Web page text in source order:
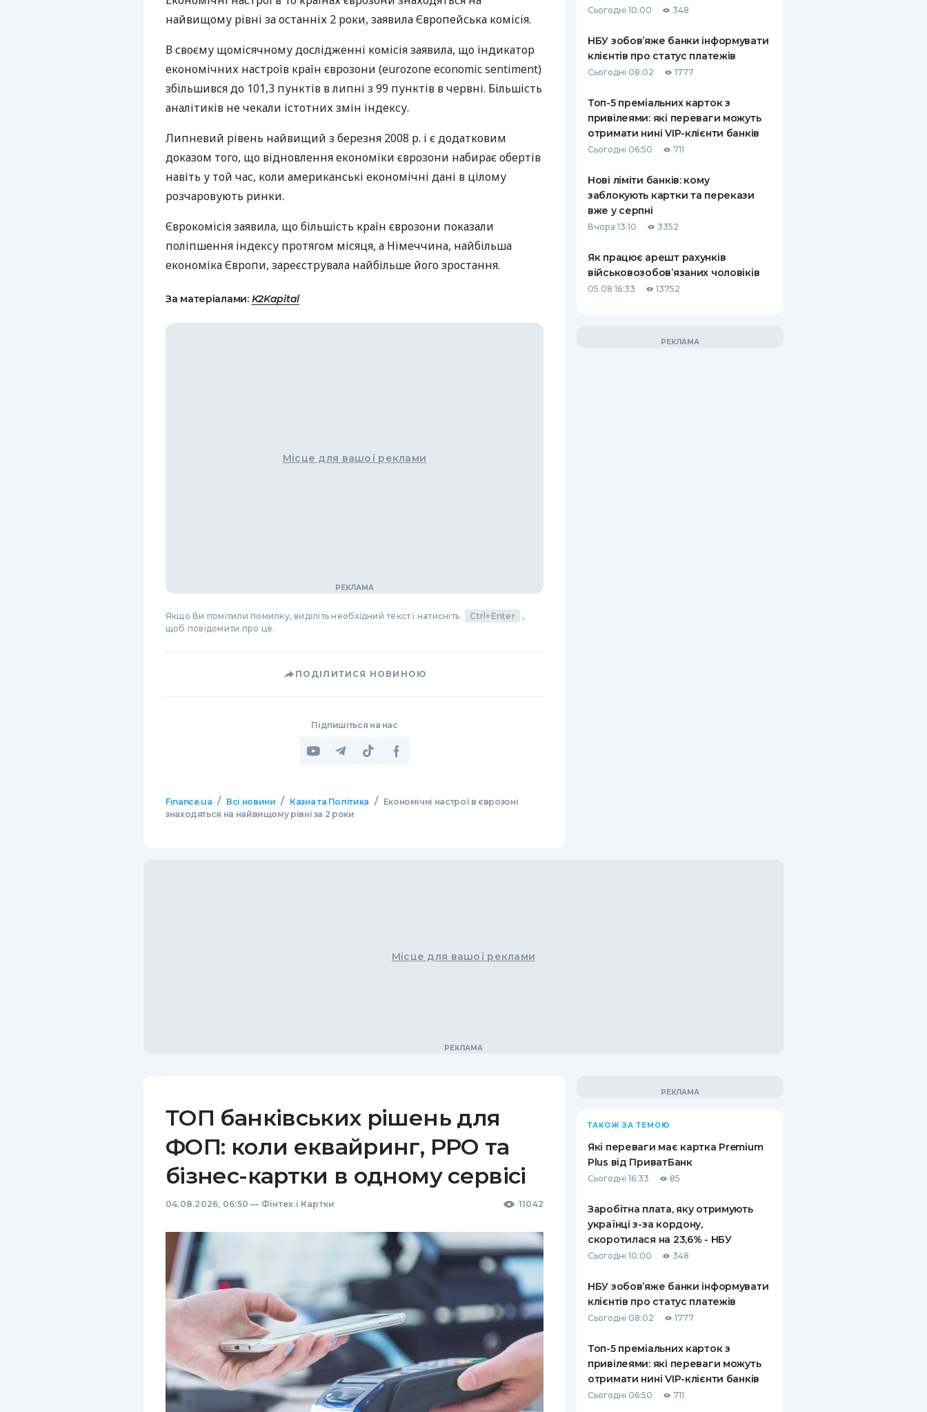
РЕЙТИНГ ДЕБЕТОВИХ
КЕШБЕКУ
СТРАХУВАННЮ
ВСІ СТРАХОВІ ПОЛІСИ
ВІДГУКИ ПРО СТРАХОВІ
КОМПАНІЇ
КОНТАКТИ
найвищому рівні за останніх 2 роки, заявила Європейська комісія.
В своєму щомісячному дослідженні комісія заявила, що індикатор
економічних настроїв країн єврозони (eurozone economic sentiment)
збільшився до 101,3 пунктів в липні з 99 пунктів в червні. Більшість
аналітиків не чекали істотних змін індексу.
Липневий рівень найвищий з березня 2008 р. і є додатковим
доказом того, що відновлення економіки єврозони набирає обертів
навіть у той час, коли американські економічні дані в цілому
розчаровують ринки.
Єврокомісія заявила, що більшість країн єврозони показали
поліпшення індексу протягом місяця, а Німеччина, найбільша
економіка Європи, зареєструвала найбільше його зростання.
За матеріалами: K2Kapital
Місце для вашої реклами
Якщо Ви помітили помилку, виділіть необхідний текст і натисніть Ctrl+Enter
,
щоб повідомити про це.
ПОДІЛИТИСЯ НОВИНОЮ
Підпишіться на нас
Finance.ua / Всі новини / Казна та Політика /
Економічні настрої в єврозоні
знаходяться на найвищому рівні за 2 роки
Сьогодні 10:00 348
НБУ зобов’яже банки інформувати
клієнтів про статус платежів
Сьогодні 08:02 1777
Топ-5 преміальних карток з
привілеями: які переваги можуть
отримати нині VIP-клієнти банків
Сьогодні 06:50 711
Нові ліміти банків: кому
заблокують картки та перекази
вже у серпні
Вчора 13:10 3352
Як працює арешт рахунків
військовозобов’язаних чоловіків
05.08 16:33 13752
Місце для вашої реклами
ТОП банківських рішень для
ФОП: коли еквайринг, РРО та
бізнес-картки в одному сервісі
04.08.2026, 06:50 — Фінтех і Картки 11042
ТАКОЖ ЗА ТЕМОЮ
Які переваги має картка Premium
Plus від ПриватБанк
Сьогодні 16:33 85
Заробітна плата, яку отримують
українці з-за кордону,
скоротилася на 23,6% - НБУ
Сьогодні 10:00 348
НБУ зобов’яже банки інформувати
клієнтів про статус платежів
Сьогодні 08:02 1777
Топ-5 преміальних карток з
привілеями: які переваги можуть
отримати нині VIP-клієнти банків
Сьогодні 06:50 711